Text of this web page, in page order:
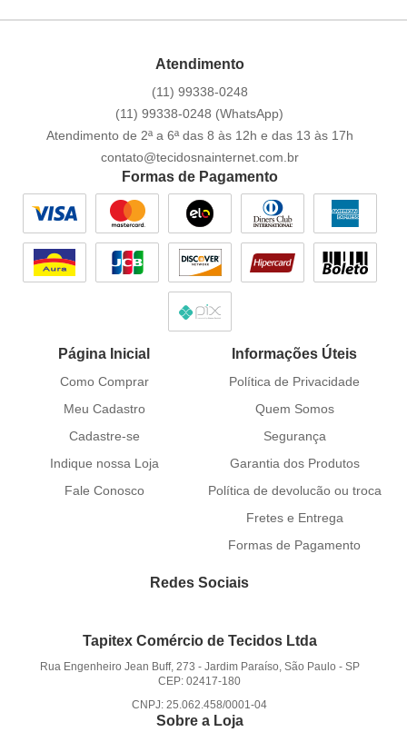
Atendimento
(11) 99338-0248
(11) 99338-0248 (WhatsApp)
Atendimento de 2ª a 6ª das 8 às 12h e das 13 às 17h
contato@tecidosnainternet.com.br
Formas de Pagamento
Página Inicial
Como Comprar
Meu Cadastro
Cadastre-se
Indique nossa Loja
Fale Conosco
Informações Úteis
Política de Privacidade
Quem Somos
Segurança
Garantia dos Produtos
Política de devolucão ou troca
Fretes e Entrega
Formas de Pagamento
Redes Sociais
Tapitex Comércio de Tecidos Ltda
Rua Engenheiro Jean Buff, 273 - Jardim Paraíso, São Paulo - SP
CEP: 02417-180
CNPJ: 25.062.458/0001-04
Sobre a Loja